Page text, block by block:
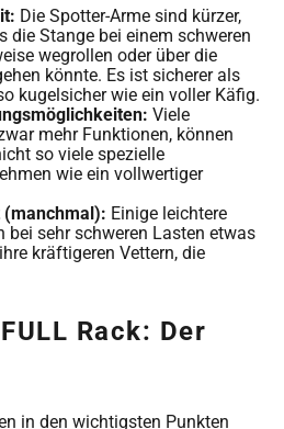
Die Spotter-Arme sind kürzer,
die Stange bei einem schweren
wegrollen oder über die
könnte. Es ist sicherer als
kugelsicher wie ein voller Käfig.
Viele
mehr Funktionen, können
so viele spezielle
wie ein vollwertiger
Einige leichtere
bei sehr schweren Lasten etwas
kräftigeren Vettern, die
Rack: Der
in den wichtigsten Punkten